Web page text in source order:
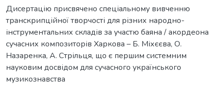
Дисертацію присвячено спеціальному вивченню
транскрипційної творчості для різних народно-
інструментальних складів за участю баяна / акордеона
сучасних композиторів Харкова – Б. Міхєєва, О.
Назаренка, А. Стрільця, що є першим системним
науковим досвідом для сучасного українського
музикознавства